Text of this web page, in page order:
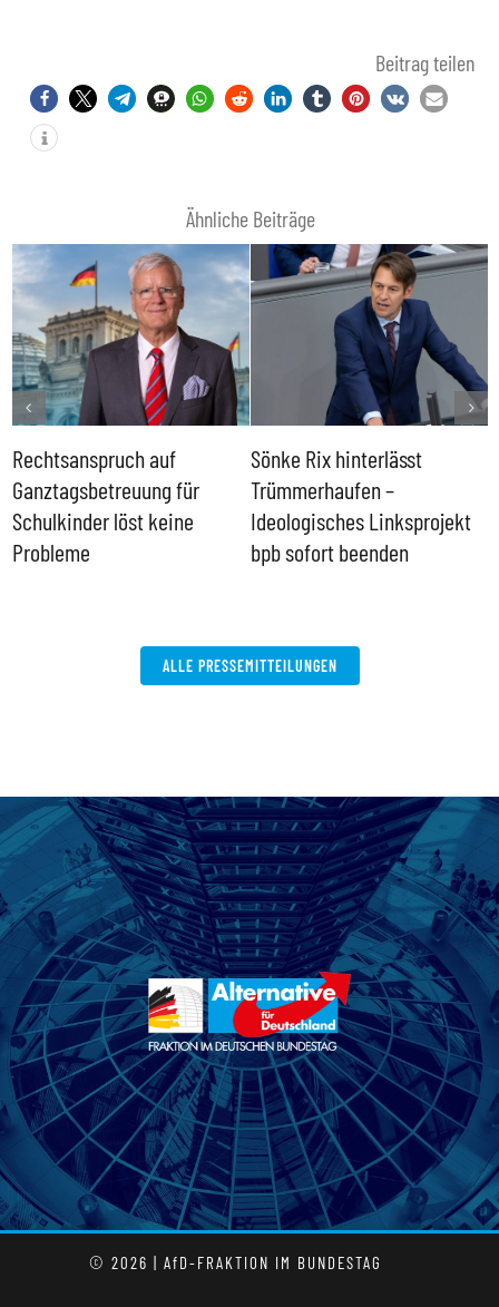
Beitrag teilen
Ähnliche Beiträge
Rechtsanspruch auf
Ganztagsbetreuung für
Schulkinder löst keine
Probleme
Sönke Rix hinterlässt
Trümmerhaufen –
Ideologisches Linksprojekt
bpb sofort beenden
ALLE PRESSEMITTEILUNGEN
© 2026 | AfD-FRAKTION IM BUNDESTAG